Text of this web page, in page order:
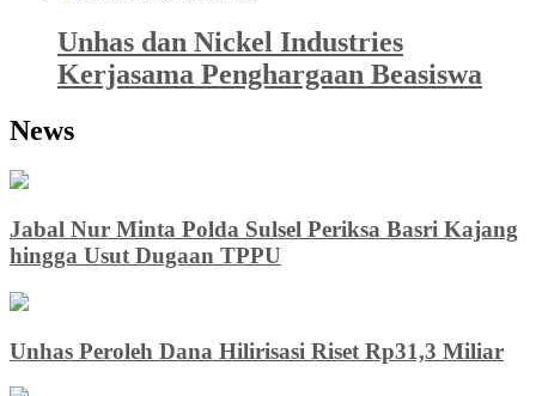
Unhas dan Nickel Industries
Kerjasama Penghargaan Beasiswa
News
Jabal Nur Minta Polda Sulsel Periksa Basri Kajang
hingga Usut Dugaan TPPU
Unhas Peroleh Dana Hilirisasi Riset Rp31,3 Miliar